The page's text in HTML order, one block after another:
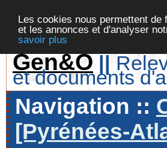
Les cookies nous permettent
et les annonces et d'analyser
savoir plus
Gen&O ||
et documents
Navigation ::
[Pyrénées-